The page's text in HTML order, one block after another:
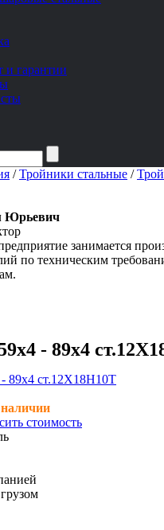
и гарантии
/Тройники стальные /
Юрьевич
занимается
по техническим
- 89х4
стоимость